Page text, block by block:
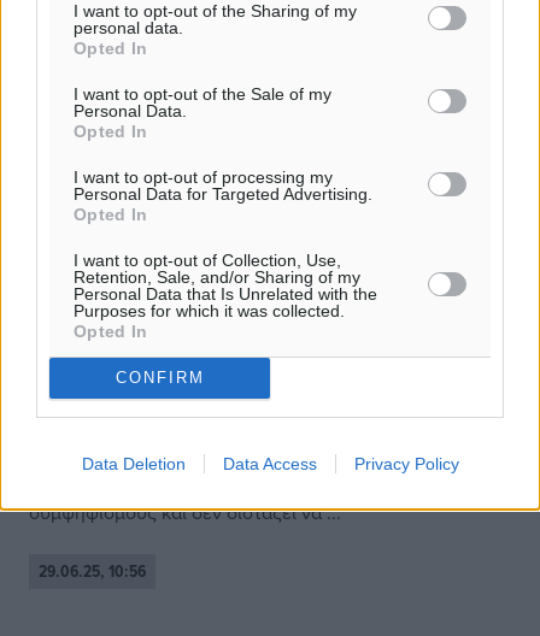
I want to opt-out of the Sharing of my
personal data.
Opted In
I want to opt-out of the Sale of my
Personal Data.
Opted In
I want to opt-out of processing my
Personal Data for Targeted Advertising.
Opted In
I want to opt-out of Collection, Use,
Retention, Sale, and/or Sharing of my
Personal Data that Is Unrelated with the
Purposes for which it was collected.
Opted In
CONFIRM
Data Deletion Data Access Privacy Policy
Μητσοτάκης: Οι διάλογοι για τον
ΟΠΕΚΕΠΕ προκαλούν αγανάκτηση και
οργή – Δεν θα ανεχθούμε απατεώνες
ούτε εκείνους που τους διευκολύνουν
κυριακάτικη ανάρτηση του Κυριάκου Μητσοτάκη. Ο
συμψηφισμούς και δεν διστάζει να ...
29.06.25, 10:56